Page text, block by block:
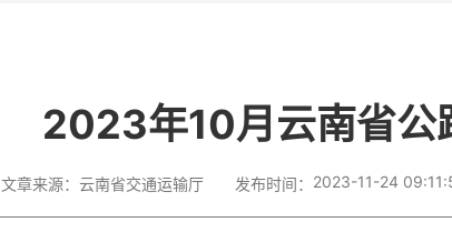
2023年10月云南省公
文章来源： 云南省交通运输厅 发布时间： 2023-11-24